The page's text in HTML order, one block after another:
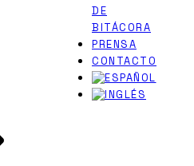
DE
BITÁCORA
PRENSA
CONTACTO